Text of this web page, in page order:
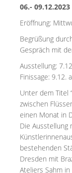
06.-
Eröffnung:
Begrüßung
Gespräch mit
Ausstellung:
Finissage: 9.12.
Unter dem Titel
zwischen
einen Monat in
Die Ausstellung
bestehenden
Dresden mit
Ateliers Sahm